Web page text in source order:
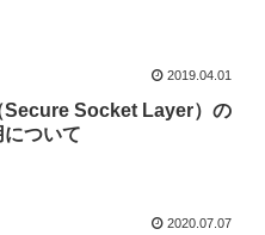
2019.04.01
Secure Socket Layer）の
について
2020.07.07